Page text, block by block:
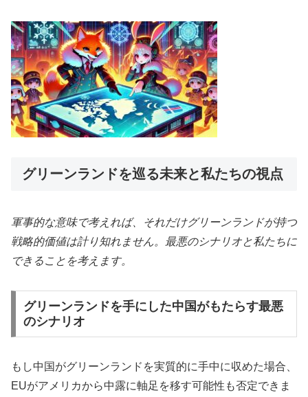
グリーンランドを巡る未来と私たちの視点
軍事的な意味で考えれば、それだけグリーンランドが持つ
戦略的価値は計り知れません。最悪のシナリオと私たちに
できることを考えます。
グリーンランドを手にした中国がもたらす最悪
のシナリオ
もし中国がグリーンランドを実質的に手中に収めた場合、
EUがアメリカから中露に軸足を移す可能性も否定できま